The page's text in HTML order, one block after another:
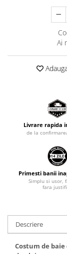
Ai
Livrare rapida
de la
Primesti banii
Simplu si usor,
fara
Descriere
Costum de